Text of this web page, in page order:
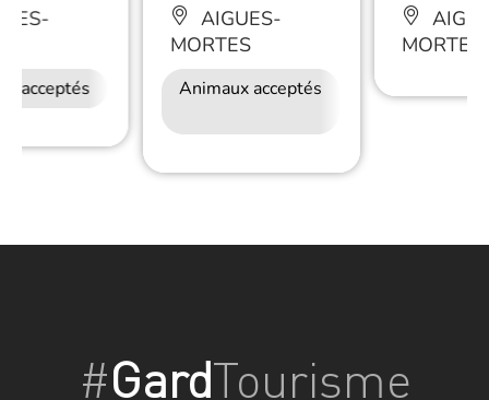
acceptés Restauration
AIGUES-
MORTES
Animaux acceptés
Accès Internet
MORTES
#GardTourisme